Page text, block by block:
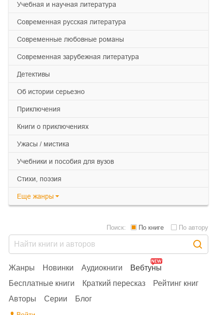
учебная и научная литература
современная русская литература
современные любовные романы
современная зарубежная литература
детективы
об истории серьезно
приключения
книги о приключениях
ужасы / мистика
учебники и пособия для вузов
cтихи, поэзия
Еще жанры
Жанры Новинки Аудиокниги
Вебтуны
Бесплатные книги
Краткий пересказ
Рейтинг книг
Авторы
Серии Блог
Поиск: По книге По автору